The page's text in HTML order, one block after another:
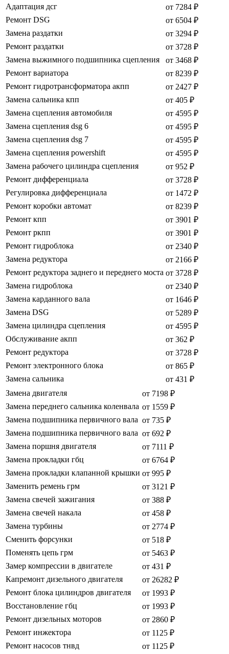
Адаптация дсг
от 7284 ₽
Ремонт DSG
от 6504 ₽
Замена раздатки
от 3294 ₽
Ремонт раздатки
от 3728 ₽
Замена выжимного подшипника сцепления
от 3468 ₽
Ремонт вариатора
от 8239 ₽
Ремонт гидротрансформатора акпп
от 2427 ₽
Замена сальника кпп
от 405 ₽
Замена сцепления автомобиля
от 4595 ₽
Замена сцепления dsg 6
от 4595 ₽
Замена сцепления dsg 7
от 4595 ₽
Замена сцепления powershift
от 4595 ₽
Замена рабочего цилиндра сцепления
от 952 ₽
Ремонт дифференциала
от 3728 ₽
Регулировка дифференциала
от 1472 ₽
Ремонт коробки автомат
от 8239 ₽
Ремонт кпп
от 3901 ₽
Ремонт ркпп
от 3901 ₽
Ремонт гидроблока
от 2340 ₽
Замена редуктора
от 2166 ₽
Ремонт редуктора заднего и переднего моста от 3728 ₽
Замена гидроблока
от 2340 ₽
Замена карданного вала
от 1646 ₽
Замена DSG
от 5289 ₽
Замена цилиндра сцепления
от 4595 ₽
Обслуживание акпп
от 362 ₽
Ремонт редуктора
от 3728 ₽
Ремонт электронного блока
от 865 ₽
Замена сальника
от 431 ₽
Замена двигателя
от 7198 ₽
Замена переднего сальника коленвала от 1559 ₽
Замена подшипника первичного вала от 735 ₽
Замена подшипника первичного вала от 692 ₽
Замена поршня двигателя
от 7111 ₽
Замена прокладки гбц
от 6764 ₽
Замена прокладки клапанной крышки от 995 ₽
Заменить ремень грм
от 3121 ₽
Замена свечей зажигания
от 388 ₽
Замена свечей накала
от 458 ₽
Замена турбины
от 2774 ₽
Сменить форсунки
от 518 ₽
Поменять цепь грм
от 5463 ₽
Замер компрессии в двигателе
от 431 ₽
Капремонт дизельного двигателя
от 26282 ₽
Ремонт блока цилиндров двигателя
от 1993 ₽
Восстановление гбц
от 1993 ₽
Ремонт дизельных моторов
от 2860 ₽
Ремонт инжектора
от 1125 ₽
Ремонт насосов тнвд
от 1125 ₽